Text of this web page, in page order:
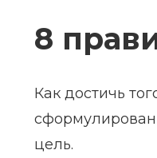
8
Как достичь
цель.